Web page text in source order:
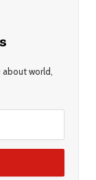
world,